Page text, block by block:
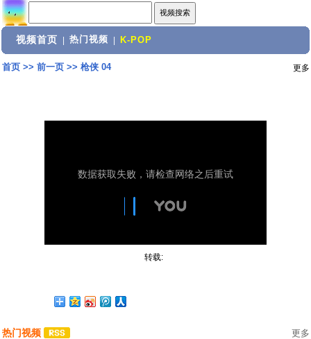
视频首页 热门视频 K-POP
首页>> 前一页>> 枪侠 04 更多
转载:
热门视频 更多